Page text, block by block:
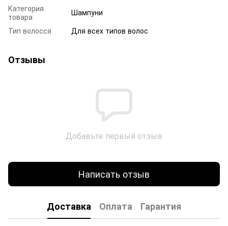
Категория
товара
Шампуни
Тип волосся
Для всех типов волос
Отзывы
Добавьте первый отзыв
Написать отзыв
Доставка Оплата Гарантия